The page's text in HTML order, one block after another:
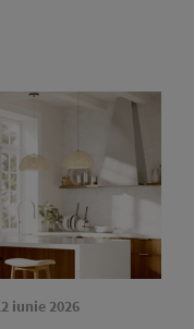
iunie 2026